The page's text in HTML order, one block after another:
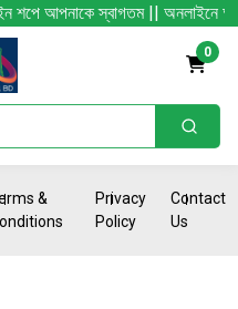
আপনাকে স্বাগতম || অনলাইনে আস্থা ও
0
&
Privacy
Policy
Contact
Us